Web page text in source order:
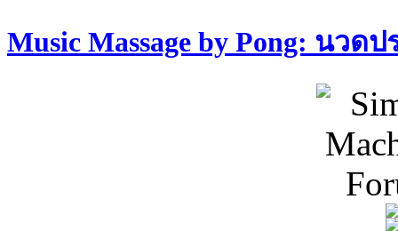
Music Massage by Pong: นวด